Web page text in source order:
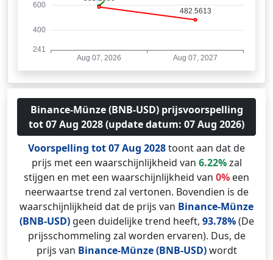
Binance-Münze (BNB-USD) prijsvoorspelling
tot 07 Aug 2028 (update datum: 07 Aug 2026)
Voorspelling tot 07 Aug 2028toont aan dat de
prijs met een waarschijnlijkheid van 6.22%zal
stijgen en met een waarschijnlijkheid van 0% een
neerwaartse trend zal vertonen. Bovendien is de
waarschijnlijkheid dat de prijs van Binance-Münze
(BNB-USD)geen duidelijke trend heeft, 93.78%(De
prijsschommeling zal worden ervaren). Dus, de
prijs van Binance-Münze (BNB-USD)wordt